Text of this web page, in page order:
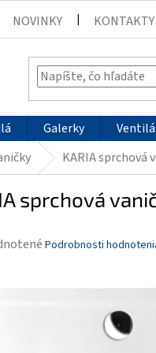
NOVINKY KONTAKTY
Galerky
KARIA sprchová
sprchová
Podrobnosti